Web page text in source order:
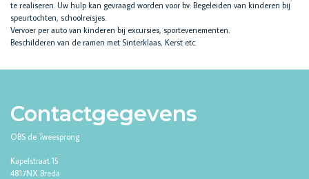
te realiseren. Uw hulp kan gevraagd worden voor bv: Begeleiden van kinderen bij
speurtochten, schoolreisjes.
Vervoer per auto van kinderen bij excursies, sportevenementen.
Beschilderen van de ramen met Sinterklaas, Kerst etc.
Contactgegevens
OBS de Tweesprong
Kapelstraat 15
4817NX Breda